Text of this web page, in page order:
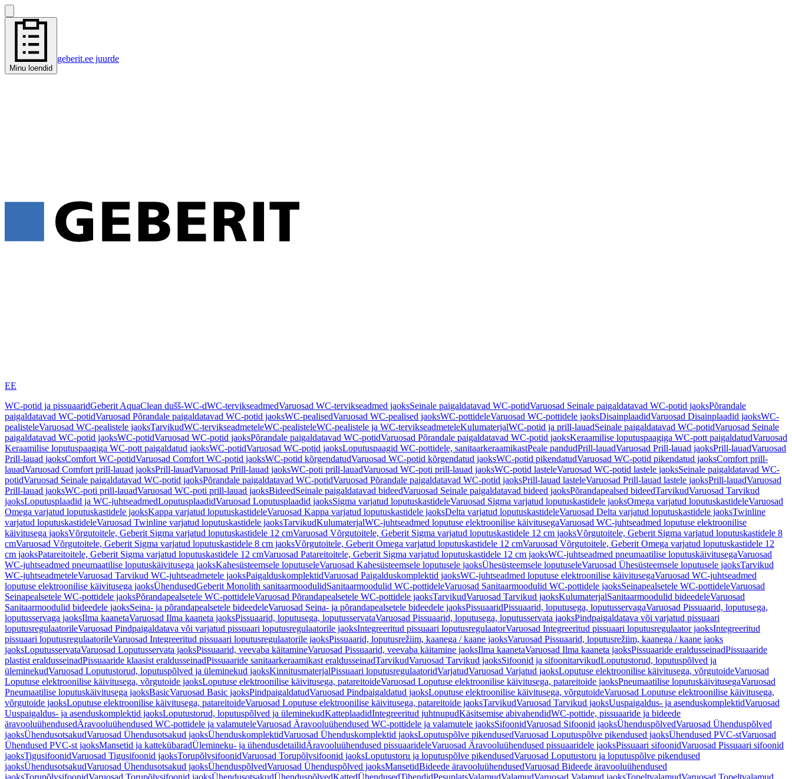
Minu loendid
geberit.ee juurde
EE
WC-potid ja pissuaaridGeberit AquaClean dušš-WC-dWC-tervikseadmedVaruosad WC-tervikseadmed jaoksSeinale paigaldatavad WC-potidVaruosad Seinale paigaldatavad WC-potid jaoksPõrandale
paigaldatavad WC-potidVaruosad Põrandale paigaldatavad WC-potid jaoksWC-pealisedVaruosad WC-pealised jaoksWC-pottideleVaruosad WC-pottidele jaoksDisainplaadidVaruosad Disainplaadid jaoksWC-
pealisteleVaruosad WC-pealistele jaoksTarvikudWC-tervikseadmeteleWC-pealisteleWC-pealistele ja WC-tervikseadmeteleKulumaterjalWC-potid ja prill-lauadSeinale paigaldatavad WC-potidVaruosad Seinale
paigaldatavad WC-potid jaoksWC-potidVaruosad WC-potid jaoksPõrandale paigaldatavad WC-potidVaruosad Põrandale paigaldatavad WC-potid jaoksKeraamilise loputuspaagiga WC-pott paigaldatudVaruosad
Keraamilise loputuspaagiga WC-pott paigaldatud jaoksWC-potidVaruosad WC-potid jaoksLoputuspaagid WC-pottidele, sanitaarkeraamikastPeale pandudPrill-lauadVaruosad Prill-lauad jaoksPrill-lauadVaruosad
Prill-lauad jaoksComfort WC-potidVaruosad Comfort WC-potid jaoksWC-potid kõrgendatudVaruosad WC-potid kõrgendatud jaoksWC-potid pikendatudVaruosad WC-potid pikendatud jaoksComfort prill-
lauadVaruosad Comfort prill-lauad jaoksPrill-lauadVaruosad Prill-lauad jaoksWC-poti prill-lauadVaruosad WC-poti prill-lauad jaoksWC-potid lasteleVaruosad WC-potid lastele jaoksSeinale paigaldatavad WC-
potidVaruosad Seinale paigaldatavad WC-potid jaoksPõrandale paigaldatavad WC-potidVaruosad Põrandale paigaldatavad WC-potid jaoksPrill-lauad lasteleVaruosad Prill-lauad lastele jaoksPrill-lauadVaruosad
Prill-lauad jaoksWC-poti prill-lauadVaruosad WC-poti prill-lauad jaoksBideedSeinale paigaldatavad bideedVaruosad Seinale paigaldatavad bideed jaoksPõrandapealsed bideedTarvikudVaruosad Tarvikud
jaoksLoputusplaadid ja WC-juhtseadmedLoputusplaadidVaruosad Loputusplaadid jaoksSigma varjatud loputuskastideleVaruosad Sigma varjatud loputuskastidele jaoksOmega varjatud loputuskastideleVaruosad
Omega varjatud loputuskastidele jaoksKappa varjatud loputuskastideleVaruosad Kappa varjatud loputuskastidele jaoksDelta varjatud loputuskastideleVaruosad Delta varjatud loputuskastidele jaoksTwinline
varjatud loputuskastideleVaruosad Twinline varjatud loputuskastidele jaoksTarvikudKulumaterjalWC-juhtseadmed loputuse elektroonilise käivitusegaVaruosad WC-juhtseadmed loputuse elektroonilise
käivitusega jaoksVõrgutoitele, Geberit Sigma varjatud loputuskastidele 12 cmVaruosad Võrgutoitele, Geberit Sigma varjatud loputuskastidele 12 cm jaoksVõrgutoitele, Geberit Sigma varjatud loputuskastidele 8
cmVaruosad Võrgutoitele, Geberit Sigma varjatud loputuskastidele 8 cm jaoksVõrgutoitele, Geberit Omega varjatud loputuskastidele 12 cmVaruosad Võrgutoitele, Geberit Omega varjatud loputuskastidele 12
cm jaoksPatareitoitele, Geberit Sigma varjatud loputuskastidele 12 cmVaruosad Patareitoitele, Geberit Sigma varjatud loputuskastidele 12 cm jaoksWC-juhtseadmed pneumaatilise loputuskäivitusegaVaruosad
WC-juhtseadmed pneumaatilise loputuskäivitusega jaoksKahesüsteemsele loputuseleVaruosad Kahesüsteemsele loputusele jaoksÜhesüsteemsele loputuseleVaruosad Ühesüsteemsele loputusele jaoksTarvikud
WC-juhtseadmeteleVaruosad Tarvikud WC-juhtseadmetele jaoksPaigalduskomplektidVaruosad Paigalduskomplektid jaoksWC-juhtseadmed loputuse elektroonilise käivitusegaVaruosad WC-juhtseadmed
loputuse elektroonilise käivitusega jaoksÜhendusedGeberit Monolith sanitaarmoodulidSanitaarmoodulid WC-pottideleVaruosad Sanitaarmoodulid WC-pottidele jaoksSeinapealsetele WC-pottideleVaruosad
Seinapealsetele WC-pottidele jaoksPõrandapealsetele WC-pottideleVaruosad Põrandapealsetele WC-pottidele jaoksTarvikudVaruosad Tarvikud jaoksKulumaterjalSanitaarmoodulid bideedeleVaruosad
Sanitaarmoodulid bideedele jaoksSeina- ja põrandapealsetele bideedeleVaruosad Seina- ja põrandapealsetele bideedele jaoksPissuaaridPissuaarid, loputusega, loputusservagaVaruosad Pissuaarid, loputusega,
loputusservaga jaoksIlma kaanetaVaruosad Ilma kaaneta jaoksPissuaarid, loputusega, loputusservataVaruosad Pissuaarid, loputusega, loputusservata jaoksPindpaigaldatava või varjatud pissuaari
loputusregulaatorileVaruosad Pindpaigaldatava või varjatud pissuaari loputusregulaatorile jaoksIntegreeritud pissuaari loputusregulaatorVaruosad Integreeritud pissuaari loputusregulaator jaoksIntegreeritud
pissuaari loputusregulaatorileVaruosad Integreeritud pissuaari loputusregulaatorile jaoksPissuaarid, loputusrežiim, kaanega / kaane jaoksVaruosad Pissuaarid, loputusrežiim, kaanega / kaane jaoks
jaoksLoputusservataVaruosad Loputusservata jaoksPissuaarid, veevaba käitamineVaruosad Pissuaarid, veevaba käitamine jaoksIlma kaanetaVaruosad Ilma kaaneta jaoksPissuaaride eraldusseinadPissuaaride
plastist eraldusseinadPissuaaride klaasist eraldusseinadPissuaaride sanitaarkeraamikast eraldusseinadTarvikudVaruosad Tarvikud jaoksSifoonid ja sifoonitarvikudLoputustorud, loputuspõlved ja
üleminekudVaruosad Loputustorud, loputuspõlved ja üleminekud jaoksKinnitusmaterjalPissuaari loputusregulaatoridVarjatudVaruosad Varjatud jaoksLoputuse elektroonilise käivitusega, võrgutoideVaruosad
Loputuse elektroonilise käivitusega, võrgutoide jaoksLoputuse elektroonilise käivitusega, patareitoideVaruosad Loputuse elektroonilise käivitusega, patareitoide jaoksPneumaatilise loputuskäivitusegaVaruosad
Pneumaatilise loputuskäivitusega jaoksBasicVaruosad Basic jaoksPindpaigaldatudVaruosad Pindpaigaldatud jaoksLoputuse elektroonilise käivitusega, võrgutoideVaruosad Loputuse elektroonilise käivitusega,
võrgutoide jaoksLoputuse elektroonilise käivitusega, patareitoideVaruosad Loputuse elektroonilise käivitusega, patareitoide jaoksTarvikudVaruosad Tarvikud jaoksUuspaigaldus- ja asenduskomplektidVaruosad
Uuspaigaldus- ja asenduskomplektid jaoksLoputustorud, loputuspõlved ja üleminekudKatteplaadidIntegreeritud juhtnupudKäsitsemise abivahendidWC-pottide, pissuaaride ja bideede
äravooluühendusedÄravooluühendused WC-pottidele ja valamuteleVaruosad Äravooluühendused WC-pottidele ja valamutele jaoksSifoonidVaruosad Sifoonid jaoksÜhenduspõlvedVaruosad Ühenduspõlved
jaoksÜhendusotsakudVaruosad Ühendusotsakud jaoksÜhenduskomplektidVaruosad Ühenduskomplektid jaoksLoputuspõlve pikendusedVaruosad Loputuspõlve pikendused jaoksÜhendused PVC-stVaruosad
Ühendused PVC-st jaoksMansetid ja kattekübaradÜlemineku- ja ühendusdetailidÄravooluühendused pissuaarideleVaruosad Äravooluühendused pissuaaridele jaoksPissuaari sifoonidVaruosad Pissuaari sifoonid
jaoksTigusifoonidVaruosad Tigusifoonid jaoksTorupõlvsifoonidVaruosad Torupõlvsifoonid jaoksLoputustoru ja loputuspõlve pikendusedVaruosad Loputustoru ja loputuspõlve pikendused
jaoksÜhendusotsakudVaruosad Ühendusotsakud jaoksÜhenduspõlvedVaruosad Ühenduspõlved jaoksMansetidBideede äravooluühendusedVaruosad Bideede äravooluühendused
jaoksTorupõlvsifoonidVaruosad Torupõlvsifoonid jaoksÜhendusotsakudÜhenduspõlvedKattedÜhendusedTihendidPesuplatsValamudValamudVaruosad Valamud jaoksTopeltvalamudVaruosad Topeltvalamud